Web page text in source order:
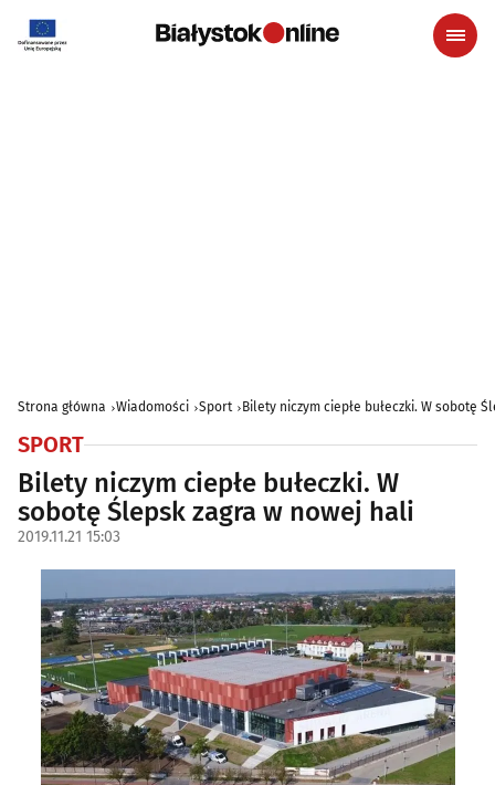
Strona główna Wiadomości Sport Bilety niczym ciepłe bułeczki. W sobotę
SPORT
Bilety niczym ciepłe bułeczki. W
sobotę Ślepsk zagra w nowej hali
2019.11.21 15:03